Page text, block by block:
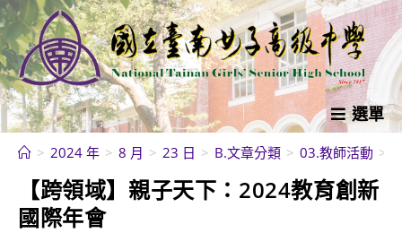
跳
轉
至
主
要
內
選單
> 2024 年 > 8 月 > 23 日 > B.文章分類 > 03.教師活動 >
【跨領域】親子天下：2024教育創新
國際年會